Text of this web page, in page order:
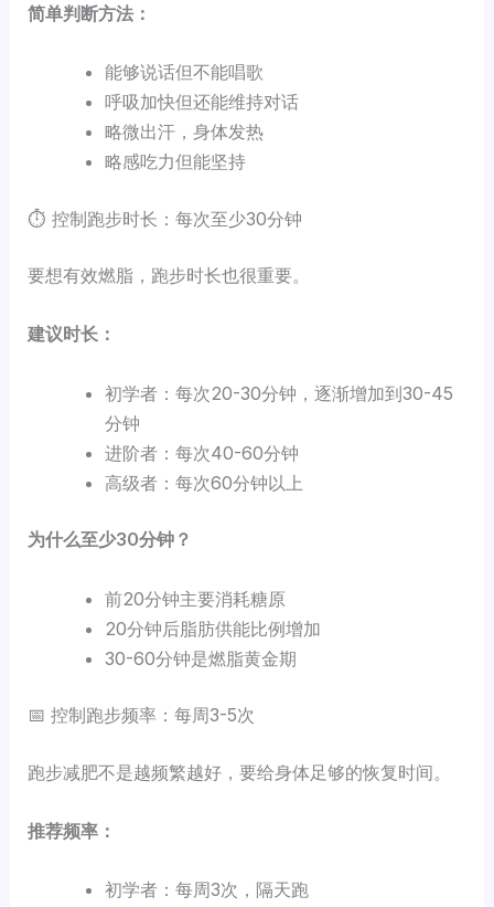
简单判断方法：
能够说话但不能唱歌
呼吸加快但还能维持对话
略微出汗，身体发热
略感吃力但能坚持
⏱️ 控制跑步时长：每次至少30分钟
要想有效燃脂，跑步时长也很重要。
建议时长：
初学者：每次20-30分钟，逐渐增加到30-45
分钟
进阶者：每次40-60分钟
高级者：每次60分钟以上
为什么至少30分钟？
前20分钟主要消耗糖原
20分钟后脂肪供能比例增加
30-60分钟是燃脂黄金期
📅 控制跑步频率：每周3-5次
跑步减肥不是越频繁越好，要给身体足够的恢复时间。
推荐频率：
初学者：每周3次，隔天跑